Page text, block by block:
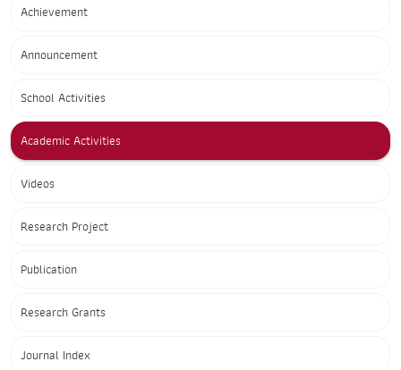
Achievement
Announcement
School Activities
Academic Activities
Videos
Research Project
Publication
Research Grants
Journal Index